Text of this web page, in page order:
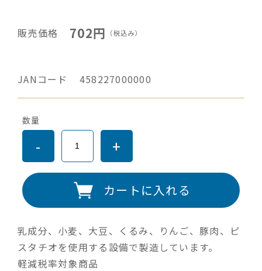
販売価格 702円 （税込み）
JANコード 458227000000
数量
- +
カートに入れる
乳成分、小麦、大豆、くるみ、りんご、豚肉、ピ
スタチオを使用する設備で製造しています。
軽減税率対象商品